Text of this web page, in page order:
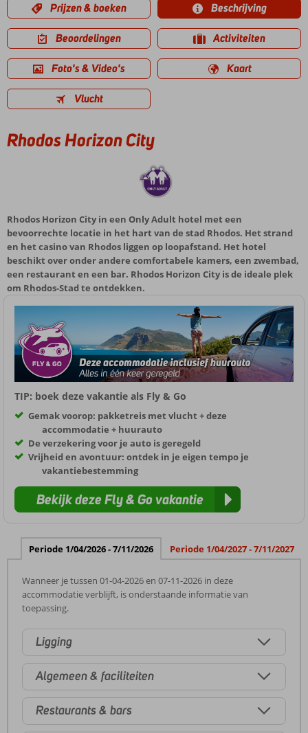
Prijzen & boeken Beschrijving
Beoordelingen Activiteiten
Foto's & Video's Kaart
Vlucht
Rhodos Horizon City
Rhodos Horizon City in een Only Adult hotel met een
bevoorrechte locatie in het hart van de stad Rhodos. Het strand
en het casino van Rhodos liggen op loopafstand. Het hotel
beschikt over onder andere comfortabele kamers, een zwembad,
een restaurant en een bar. Rhodos Horizon City is de ideale plek
om Rhodos-Stad te ontdekken.
TIP: boek deze vakantie als Fly & Go
Gemak voorop: pakketreis met vlucht + deze
accommodatie + huurauto
De verzekering voor je auto is geregeld
Vrijheid en avontuur: ontdek in je eigen tempo je
vakantiebestemming
Bekijk deze Fly & Go vakantie
Periode 1/04/2026 - 7/11/2026 Periode 1/04/2027 - 7/11/2027
Wanneer je tussen 01-04-2026 en 07-11-2026 in deze
accommodatie verblijft, is onderstaande informatie van
toepassing.
Ligging
Algemeen & faciliteiten
Restaurants & bars